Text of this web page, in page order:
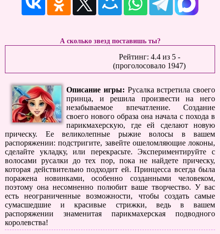
А сколько звезд поставишь ты?
Рейтинг: 4.4из 5-
(проголосовало 1947)
Описание игры: Русалка встретила своего
принца, и решила произвести на него
незабываемое впечатление. Создание
своего нового образа она начала с похода в
парикмахерскую, где ей сделают новую
прическу. Ее великолепные рыжие волосы в вашем
распоряжении: подстригите, завейте ошеломляющие локоны,
сделайте укладку, или перекрасьте. Экспериментируйте с
волосами русалки до тех пор, пока не найдете прическу,
которая действительно подходит ей. Принцесса всегда была
поражена новинками, особенно созданными человеком,
поэтому она несомненно полюбит ваше творчество. У вас
есть неограниченные возможности, чтобы создать самые
сумасшедшие и красивые стрижки, ведь в вашем
распоряжении знаменитая парикмахерская подводного
королевства!